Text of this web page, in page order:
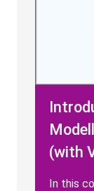
(with
In this